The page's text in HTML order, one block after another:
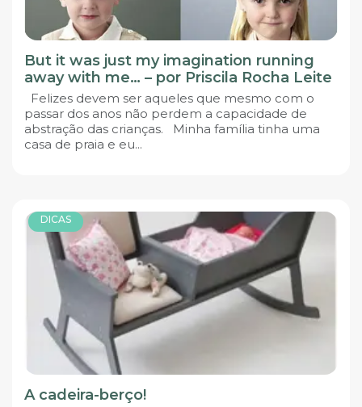
But it was just my imagination running
away with me… – por Priscila Rocha Leite
Felizes devem ser aqueles que mesmo com o
passar dos anos não perdem a capacidade de
abstração das crianças. Minha família tinha uma
casa de praia e eu...
DICAS
A cadeira-berço!